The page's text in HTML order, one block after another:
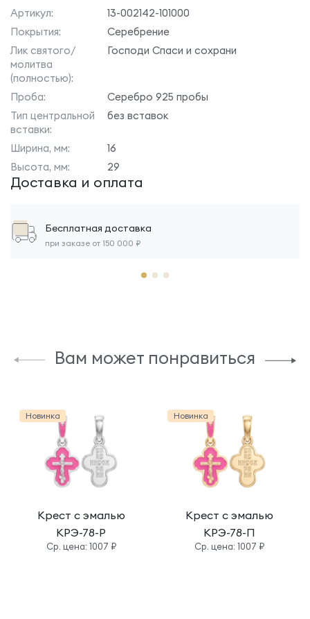
Артикул:
13-002142-101000
Покрытия:
Серебрение
Лик святого/
молитва
(полностью):
Господи Спаси и сохрани
Проба:
Серебро 925 пробы
Тип центральной
вставки:
без вставок
Ширина, мм:
16
Высота, мм:
29
Доставка и оплата
Бесплатная доставка
при заказе от 150 000 ₽
Вам может понравиться
Новинка
Крест с эмалью
КРЭ-78-Р
Cр. цена: 1007 ₽
Новинка
Крест с эмалью
КРЭ-78-П
Cр. цена: 1007 ₽